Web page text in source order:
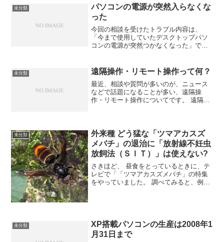
インストールしていなかった場合、緊急
避難的になんとかす...
未分類
パソコンの電源が突然入らなくな
った
今回の相談を受けたトラブル内容は、
「今まで使用していたデスクトップパソ
コンの電源が突然つかなくなった」で
と連絡をくれたのですが、結果として
は、下記のアドバイスの結果、5...
未分類 遠隔操作・リモート操作って何？
最近、相談や質問が多いのが、ニュース
などで話題になることが多い、遠隔操
作・リモート操作についてです。 遠隔操
にその場で困ったの解決の...
未分類
外来種 どう猛な「ツマアカスズ
メバチ」の退治に「放射線不妊虫
放飼法（ＳＩＴ）」は使えない?
さきほど、 昼食をとっているときに、テ
レビで「「ツマアカスズメバチ」の特集
をやっていました。 調べてみると、例え
未分類
XP搭載パソコンの生産は2008年1
月31日まで